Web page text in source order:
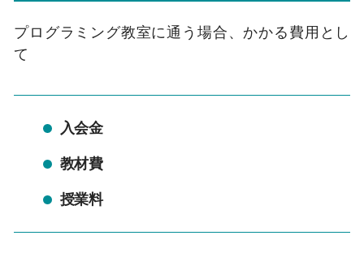
プログラミング教室に通う場合、かかる費用とし
て
入会金
教材費
授業料